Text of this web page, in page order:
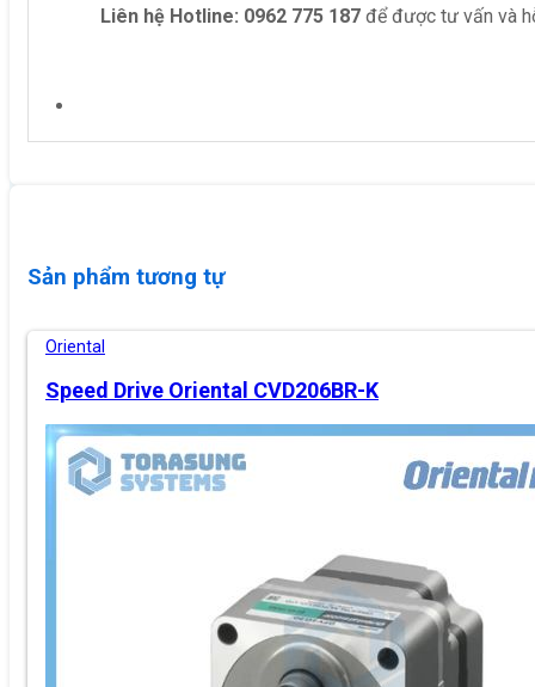
Liên hệ Hotline: 0962 775 187 để được tư vấn và
Sản phẩm tương tự
Oriental
Speed Drive Oriental CVD206BR-K